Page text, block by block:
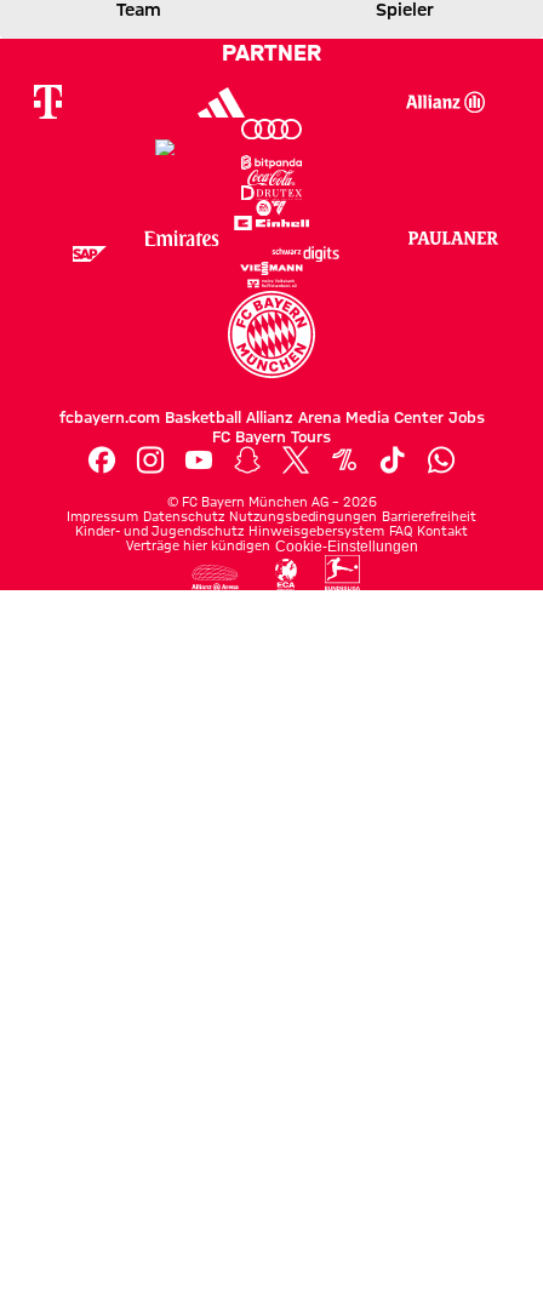
FCB
Team Spieler
PARTNER
fcbayern.com Basketball Allianz Arena Media Center Jobs
FC Bayern Tours
© FC Bayern München AG – 2026
Impressum Datenschutz Nutzungsbedingungen Barrierefreiheit
Kinder- und Jugendschutz Hinweisgebersystem FAQ Kontakt
Verträge hier kündigen Cookie-Einstellungen